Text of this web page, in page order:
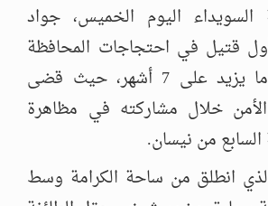
اليوم الخميس، جواد
قتيل في احتجاجات المحافظة
المتواصلة منذ ما يزيد على 7 أشهر، حيث قضى
خلال مشاركته في مظاهرة
من نيسان.
انطلق من ساحة الكرامة وسط